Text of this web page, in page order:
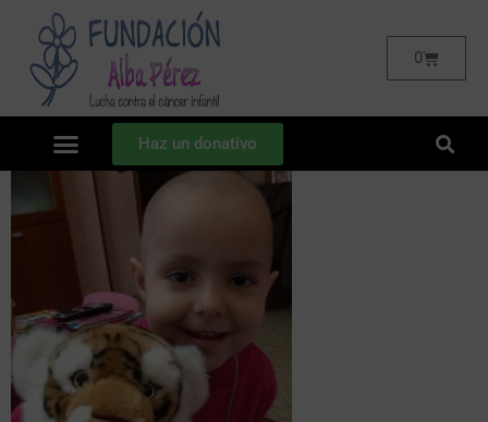
0
Haz un donativo